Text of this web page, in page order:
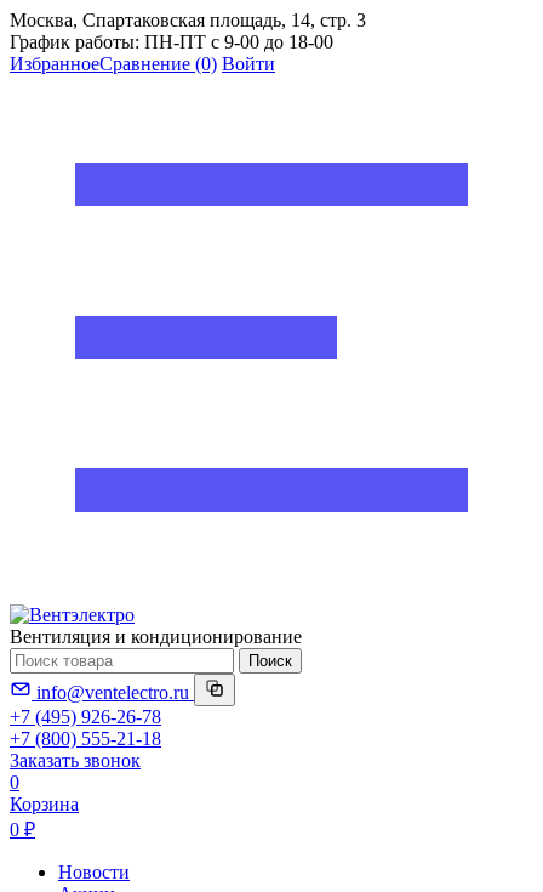
Москва, Спартаковская площадь, 14, стр. 3
График работы: ПН-ПТ с 9-00 до 18-00
ИзбранноеСравнение (0) Войти
Вентиляция и кондиционирование
Поиск
info@ventelectro.ru
+7 (495) 926-26-78
+7 (800) 555-21-18
Заказать звонок
0
Корзина
0 ₽
Новости